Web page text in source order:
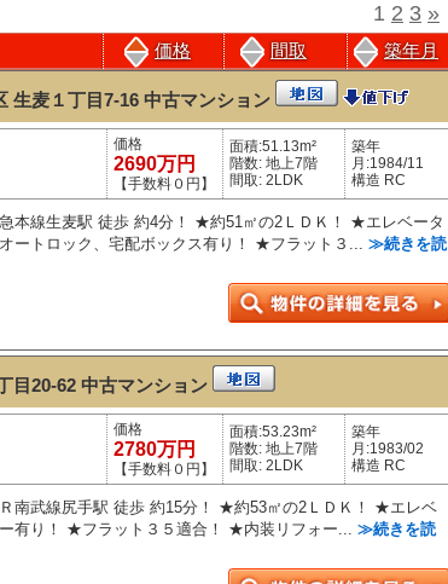
価格 間取 築年月
1 2 3 »
生麦１丁目7-16 中古マンション
価格
2690万円
【手数料０円】
面積:51.13m²
階数: 地上7階
間取: 2LDK
築年
月:1984/11
構造 RC
本線生麦駅 徒歩 約4分！ ★約51㎡の2ＬＤＫ！ ★エレベータ
ートロック、宅配ボックス有り！ ★フラット３... ≫続きを読
目20-62 中古マンション
価格
2780万円
【手数料０円】
面積:53.23m²
階数: 地上7階
間取: 2LDK
築年
月:1983/02
構造 RC
南武線尻手駅 徒歩 約15分！ ★約53㎡の2ＬＤＫ！ ★エレベ
有り！ ★フラット３５適合！ ★内装リフォー... ≫続きを読